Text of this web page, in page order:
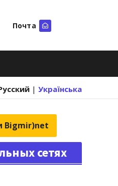
Почта
| Українська
Bigmir)net
сетях